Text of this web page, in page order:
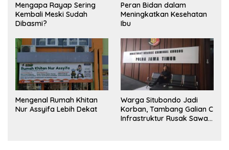
Mengapa Rayap Sering
Kembali Meski Sudah
Dibasmi?
Peran Bidan dalam
Meningkatkan Kesehatan
Ibu
Mengenal Rumah Khitan
Nur Assyifa Lebih Dekat
Warga Situbondo Jadi
Korban, Tambang Galian C
Infrastruktur Rusak Sawah